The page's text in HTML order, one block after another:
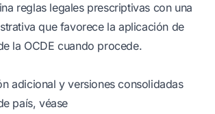
reglas legales prescriptivas con una
que favorece la aplicación de
la OCDE cuando procede.
adicional y versiones consolidadas
país, véase